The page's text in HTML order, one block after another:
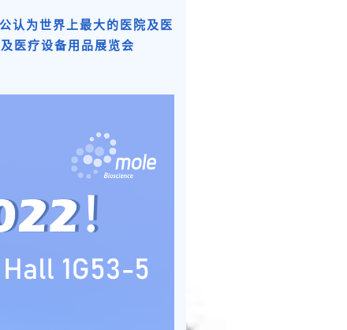
认为世界上最大的医院及医
医疗设备用品展览会